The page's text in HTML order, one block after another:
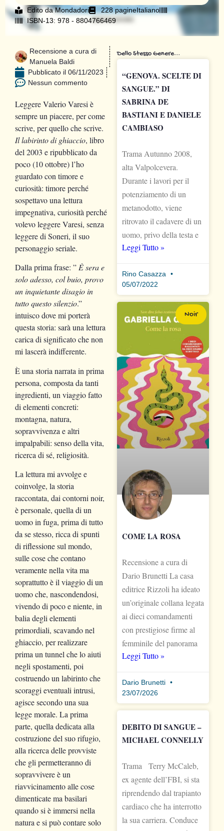
Edito daMondadori 228 pagineItaliano
ISBN-13: 978 - 8804766469
Recensione a cura di
Manuela Baldi
Pubblicato il 06/11/2023
Nessun commento
Leggere Valerio Varesi è
sempre un piacere, per come
scrive, per quello che scrive.
Il labirinto di ghiaccio, libro
del 2003 e ripubblicato da
poco (10 ottobre) l’ho
guardato con timore e
curiosità: timore perché
sospettavo una lettura
impegnativa, curiosità perché
volevo leggere Varesi, senza
leggere di Soneri, il suo
personaggio seriale.
Dalla prima frase: ” Èsera e
solo adesso, col buio, provo
un inquietante disagio in
tutto questo silenzio.”
intuisco dove mi porterà
questa storia: sarà una lettura
carica di significato che non
mi lascerà indifferente.
È una storia narrata in prima
persona, composta da tanti
ingredienti, un viaggio fatto
di elementi concreti:
montagna, natura,
sopravvivenza e altri
impalpabili: senso della vita,
ricerca di sé, religiosità.
La lettura mi avvolge e
coinvolge, la storia
raccontata, dai contorni noir,
è personale, quella di un
uomo in fuga, prima di tutto
da se stesso, ricca di spunti
di riflessione sul mondo,
sulle cose che contano
veramente nella vita ma
soprattutto è il viaggio di un
uomo che, nascondendosi,
vivendo di poco e niente, in
balia degli elementi
primordiali, scavando nel
ghiaccio, per realizzare
prima un tunnel che lo aiuti
negli spostamenti, poi
costruendo un labirinto che
scoraggi eventuali intrusi,
agisce secondo una sua
legge morale. La prima
parte, quella dedicata alla
costruzione del suo rifugio,
alla ricerca delle provviste
che gli permetteranno di
sopravvivere è un
riavvicinamento alle cose
dimenticate ma basilari
quando si è immersi nella
natura e si può contare solo
Dello Stesso Genere...
“GENOVA. SCELTE DI
SANGUE.” DI
SABRINA DE
BASTIANI E DANIELE
CAMBIASO
Trama Autunno 2008,
alta Valpolcevera.
Durante i lavori per il
potenziamento di un
metanodotto, viene
ritrovato il cadavere di un
uomo, privo della testa e
Leggi Tutto »
Rino Casazza
05/07/2022
Noir
COME LA ROSA
Recensione a cura di
Dario Brunetti La casa
editrice Rizzoli ha ideato
un’originale collana legata
ai dieci comandamenti
con prestigiose firme al
femminile del panorama
Leggi Tutto »
Dario Brunetti
23/07/2026
DEBITO DI SANGUE –
MICHAEL CONNELLY
Trama Terry McCaleb,
ex agente dell’FBI, si sta
riprendendo dal trapianto
cardiaco che ha interrotto
la sua carriera. Conduce